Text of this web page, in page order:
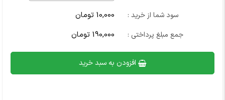
سود شما از خرید : 10,000 تومان
جمع مبلغ پرداختی : 190,000 تومان
افزودن به سبد خرید